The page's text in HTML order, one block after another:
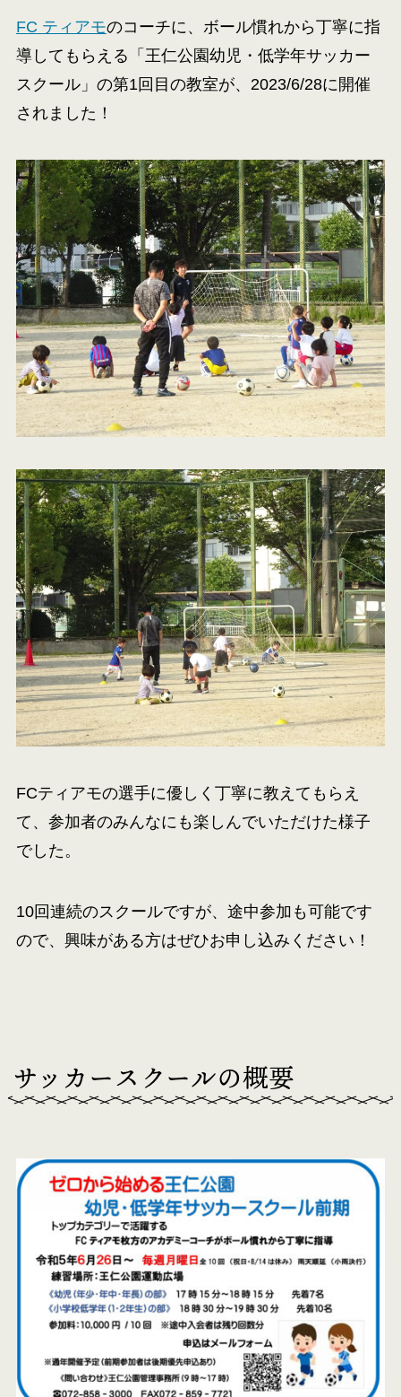
FC ティアモのコーチに、ボール慣れから丁寧に指
導してもらえる「王仁公園幼児・低学年サッカー
スクール」の第1回目の教室が、2023/6/28に開催
されました！
FCティアモの選手に優しく丁寧に教えてもらえ
て、参加者のみんなにも楽しんでいただけた様子
でした。
10回連続のスクールですが、途中参加も可能です
ので、興味がある方はぜひお申し込みください！
サッカースクールの概要